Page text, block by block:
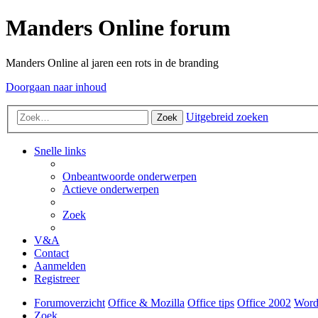
Manders Online forum
Manders Online al jaren een rots in de branding
Doorgaan naar inhoud
Zoek Uitgebreid zoeken
Snelle links
Onbeantwoorde onderwerpen
Actieve onderwerpen
Zoek
V&A
Contact
Aanmelden
Registreer
Forumoverzicht Office & Mozilla Office tips Office 2002